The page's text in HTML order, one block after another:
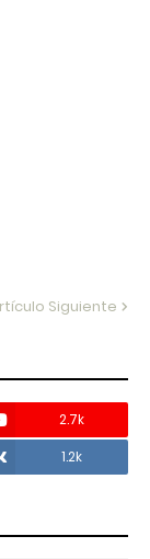
Siguiente
2.7k
1.2k